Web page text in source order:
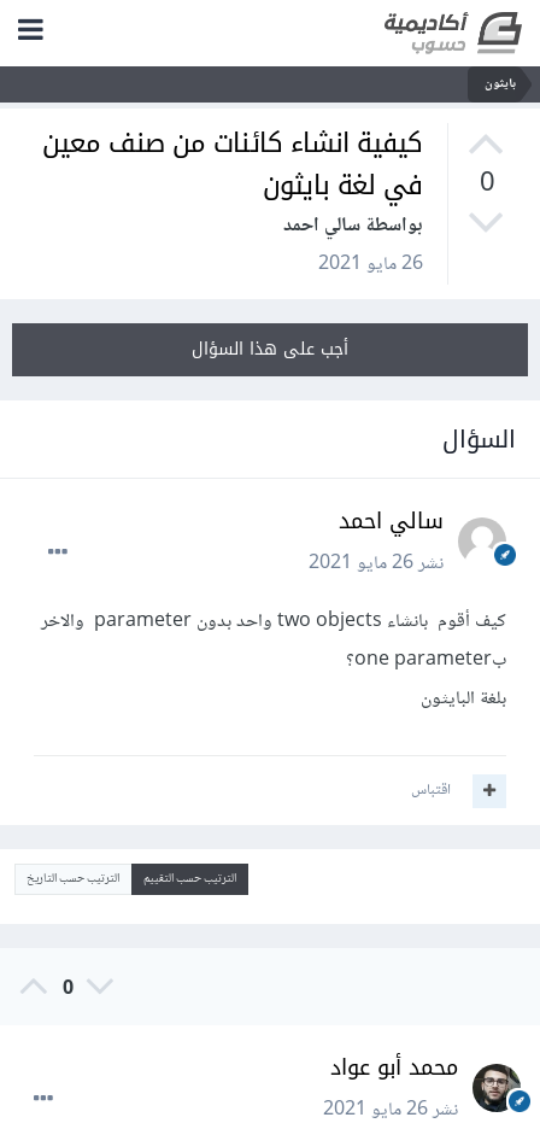
بايثون
0
كيفية انشاء كائنات من صنف معين
في لغة بايثون
بواسطة سالي احمد
26 مايو 2021
أجب على هذا السؤال
السؤال
سالي احمد
نشر26 مايو 2021
كيف أقوم بانشاء two objects واحد بدون parameter والاخر
بone parameter؟
بلغة البايثون
اقتباس
الترتيب حسب التقييم الترتيب حسب التاريخ
0
محمد أبو عواد
نشر26 مايو 2021